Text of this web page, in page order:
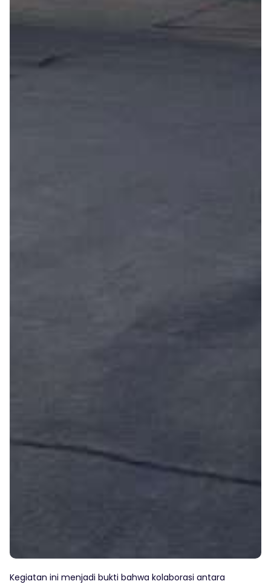
Kegiatan ini menjadi bukti bahwa kolaborasi antara